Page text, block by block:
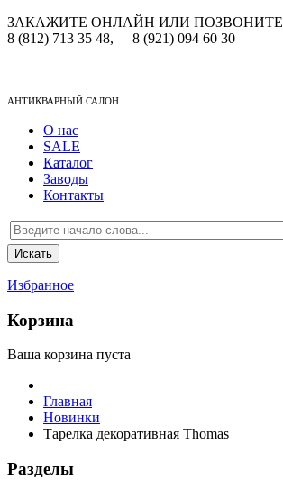
ЗАКАЖИТЕ ОНЛАЙН ИЛИ ПОЗВОНИТЕ
8 (812) 713 35 48,
8 (921) 094 60 30
АНТИКВАРНЫЙ САЛОН
О нас
SALE
Каталог
Заводы
Контакты
Избранное
Корзина
Ваша корзина пуста
Главная
Новинки
Тарелка декоративная Thomas
Разделы